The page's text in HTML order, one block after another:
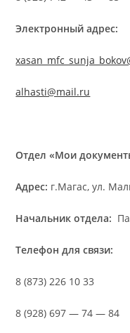
Электронный адрес:
alhasti@mail.ru
Отдел «Мои
Адрес: г.Магас, ул.
Начальник отдела:
Телефон для связи:
8 (873) 226 10 33
8 (928) 697 — 74 — 84